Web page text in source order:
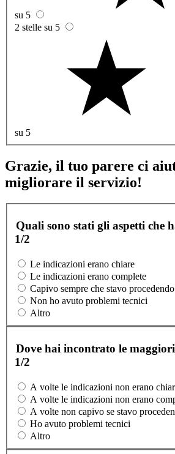
su 5
2 stelle su 5
su 5
Grazie, il tuo parere ci
migliorare il servizio!
Quali sono stati gli aspetti che
1/2
Le indicazioni erano chiare
Le indicazioni erano complete
Capivo sempre che stavo
Non ho avuto problemi tecnici
Altro
Dove hai incontrato le
1/2
A volte le indicazioni non erano
A volte le indicazioni non erano
A volte non capivo se stavo
Ho avuto problemi tecnici
Altro